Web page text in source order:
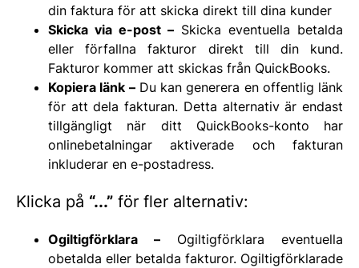
din faktura för att skicka direkt till dina kunder
Skicka via e-post – Skicka eventuella betalda
eller förfallna fakturor direkt till din kund.
Fakturor kommer att skickas från QuickBooks.
Kopiera länk –Du kan generera en offentlig länk
för att dela fakturan. Detta alternativ är endast
tillgängligt när ditt QuickBooks-konto har
onlinebetalningar aktiverade och fakturan
inkluderar en e-postadress.
Klicka på “...” för fler alternativ:
Ogiltigförklara – Ogiltigförklara eventuella
obetalda eller betalda fakturor. Ogiltigförklarade